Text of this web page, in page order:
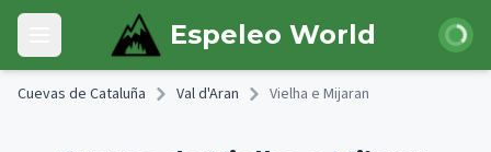
Skip to main content
Open main menu Espeleo World Iniciar
Cuevas de Cataluña Val d'Aran Vielha e Mijaran